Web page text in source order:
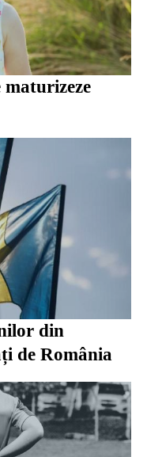
maturizeze
din
de România